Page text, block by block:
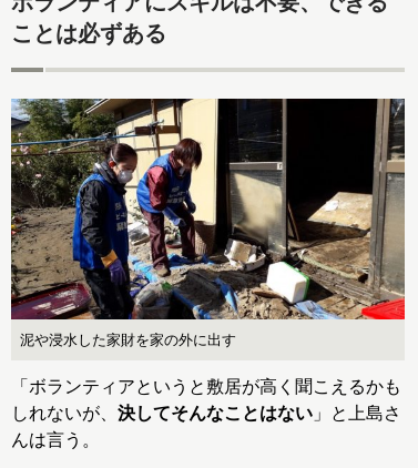
ことは必ずある
泥や浸水した家財を家の外に出す
「ボランティアというと敷居が高く聞こえるかも
しれないが、 決してそんなことはない 」と上島さ
んは言う。